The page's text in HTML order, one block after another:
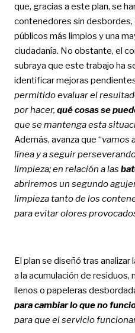
que, gracias a este plan, se
contenedores sin desbordes,
públicos más limpios y una
ciudadanía. No obstante, el
subraya que este trabajo ha
identificar mejoras
permitido evaluar el
por hacer, qué cosas se
que se mantenga esta
Además, avanza que “vamos
línea y a seguir
limpieza; en relación a las
abriremos un segundo
limpieza tanto de los
para evitar olores
El plan se diseñó tras analizar
a la acumulación de
llenos o papeleras
para cambiar lo que no
para que el servicio